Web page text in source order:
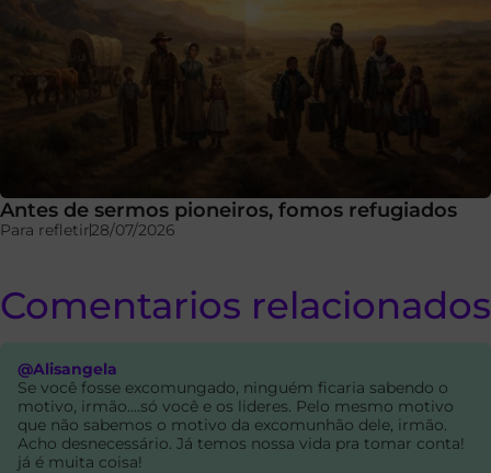
Antes de sermos pioneiros, fomos refugiados
Para refletir28/07/2026
Comentarios relacionados
@Alisangela
Se você fosse excomungado, ninguém ficaria sabendo o
motivo, irmão....só você e os lideres. Pelo mesmo motivo
que não sabemos o motivo da excomunhão dele, irmão.
Acho desnecessário. Já temos nossa vida pra tomar conta!
já é muita coisa!